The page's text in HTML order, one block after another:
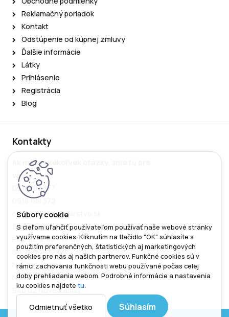
S cieľom uľahčiť používateľom používať naše webové stránky
využívame cookies. Kliknutím na tlačidlo "OK" súhlasíte s
použitím preferenčných, štatistických aj marketingových
cookies pre nás aj našich partnerov. Funkčné cookies sú v
rámci zachovania funkčnosti webu používané počas celej
doby prehliadania webom. Podrobné informácie a nastavenia
ku cookies nájdete tu.
Odmietnuť všetko Súhlasím
Reklamačný poriadok
Kontakt
Odstúpenie od kúpnej zmluvy
Ďalšie informácie
Látky
Prihlásenie
Registrácia
Blog
Kontakty
Ak máte akékoľvek otázky, sme tu pre
vás
0918 188 377
0918 188 372
obchod@nabytkarstvo.sk
Showroom
Po-Pia: 9:00 - 17:00
So: 9:00 - 12:00
Ne: zatvorené
Nitrianska cesta 139
940 02 Nové Zámky